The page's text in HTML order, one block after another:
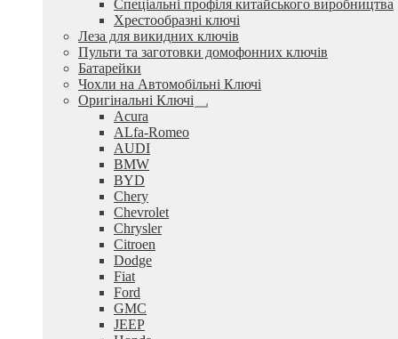
Спеціальні профіля китайського виробництва
Хрестообразні ключі
Леза для викидних ключів
Пульти та заготовки домофонних ключів
Батарейки
Чохли на Автомобільні Ключі
Оригінальні Ключі
Розгорнуте
Acura
ALfa-Romeo
AUDI
BMW
BYD
Chery
Chevrolet
Chrysler
Citroen
Dodge
Fiat
Ford
GMC
JEEP